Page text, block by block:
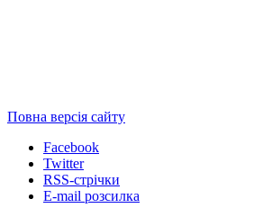
Повна версія сайту
Facebook
Twitter
RSS-стрічки
E-mail розсилка